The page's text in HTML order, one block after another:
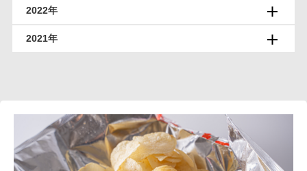
2022年
2021年